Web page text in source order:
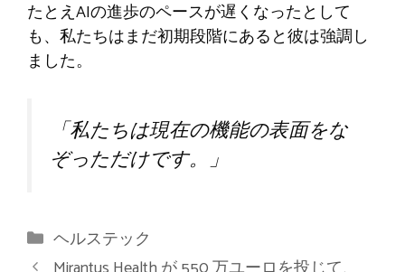
たとえAIの進歩のペースが遅くなったとして
も、私たちはまだ初期段階にあると彼は強調し
ました。
「私たちは現在の機能の表面をな
ぞっただけです。」
カ
テ
ヘルステック